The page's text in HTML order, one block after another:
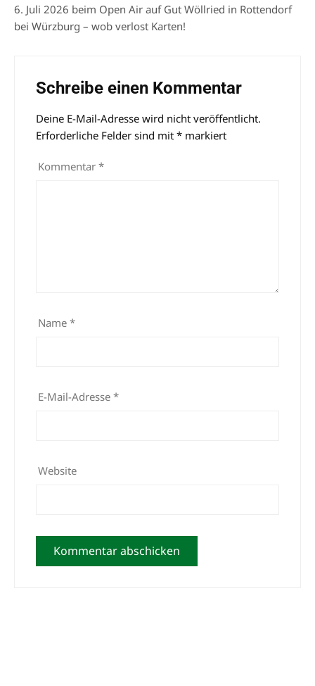
6. Juli 2026 beim Open Air auf Gut Wöllried in Rottendorf
bei Würzburg – wob verlost Karten!
Schreibe einen Kommentar
Deine E-Mail-Adresse wird nicht veröffentlicht.
Erforderliche Felder sind mit * markiert
Kommentar *
Name *
E-Mail-Adresse *
Website
Alternative: